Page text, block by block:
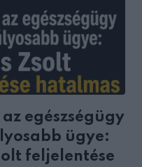
egészségügy
ügye:
feljelentése